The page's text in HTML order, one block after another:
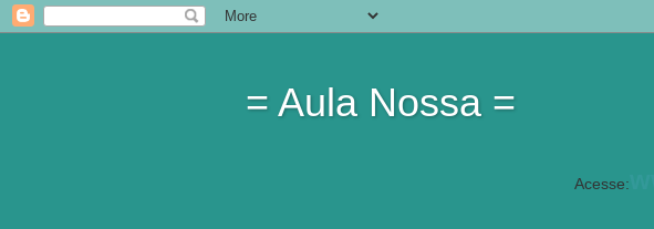
= Aula Nossa =
Acesse: